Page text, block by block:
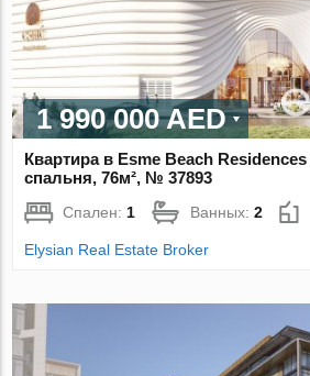
1 990 000 AED
Квартира в Esme Beach
спальня, 76м², № 37893
Спален: 1 Ванных:2
Elysian Real Estate Broker